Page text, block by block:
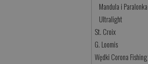
Mandula i Paralonka
Ultralight
St. Croix
G. Loomis
Wędki Corona Fishing